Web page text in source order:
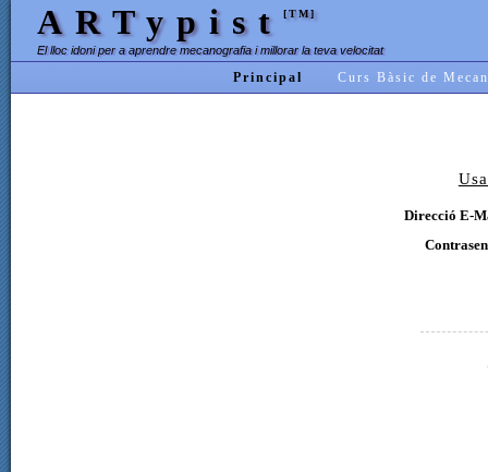
ARTypist [TM]
El lloc idoni per a aprendre mecanografia i millorar la teva velocitat
Principal Curs Bàsic de
Direcció E-